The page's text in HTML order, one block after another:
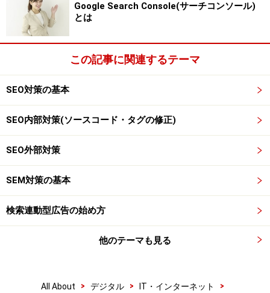
次のページでは、その内容をもう少し掘り下げていきま
す。
い。
※OSやアプリ、ソフトのバージョンによっては画面表示、操作方
法が異なる可能性があります。
Google Search Console(サーチコンソール)
とは
この記事に関連するテーマ
SEO対策の基本
SEO内部対策(ソースコード・タグの修正)
SEO外部対策
SEM対策の基本
検索連動型広告の始め方
他のテーマも見る
All About > デジタル > IT・インターネット
>